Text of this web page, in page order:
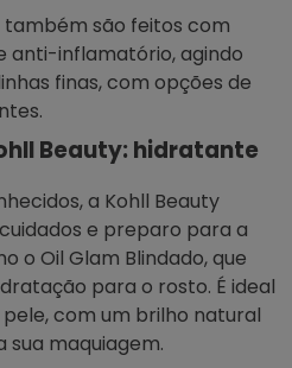
também são feitos com
anti-inflamatório, agindo
finas, com opções de
Beauty: hidratante
a Kohll Beauty
e preparo para a
o Oil Glam Blindado, que
para o rosto. É ideal
com um brilho natural
sua maquiagem.